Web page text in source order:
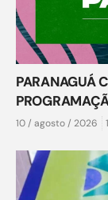
PARANAGUÁ
10 / agosto / 2026